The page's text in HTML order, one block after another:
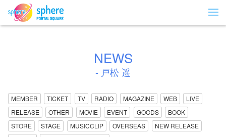
NEWS
- 戸松 遥
MEMBER TICKET TV RADIO MAGAZINE WEB
LIVE
RELEASE
OTHER MOVIE EVENT GOODS
BOOK
STORE
STAGE MUSICCLIP OVERSEAS
NEW RELEASE